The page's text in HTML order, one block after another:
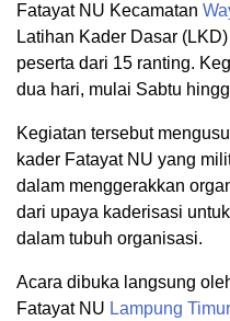
Fatayat NU Kecamatan
Latihan Kader Dasar
peserta dari 15 ranting.
dua hari, mulai Sabtu
Kegiatan tersebut
kader Fatayat NU yang
dalam menggerakkan
dari upaya kaderisasi
dalam tubuh organisasi.
Acara dibuka langsung
Fatayat NU Lampung Timur